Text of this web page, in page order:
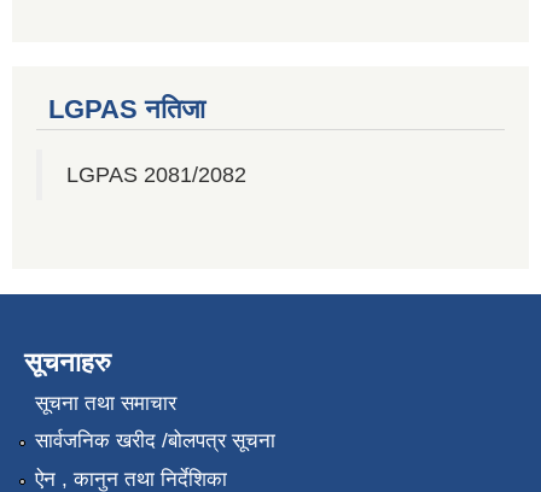
LGPAS नतिजा
LGPAS 2081/2082
सूचनाहरु
सूचना तथा समाचार
सार्वजनिक खरीद /बोलपत्र सूचना
ऐन , कानुन तथा निर्देशिका